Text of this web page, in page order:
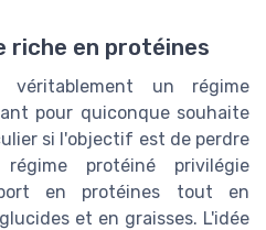
riche en protéines
véritablement un régime
pour quiconque souhaite
si l'objectif est de perdre
protéiné privilégie
en protéines tout en
et en graisses. L'idée